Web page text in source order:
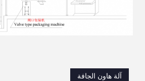
آلة هاون الجافة